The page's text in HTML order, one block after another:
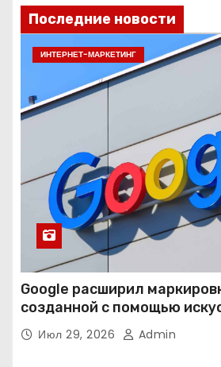
Последние новости
ИНТЕРНЕТ-МАРКЕТИНГ
Google расширил
созданной с помощью
интеллекта
Июл 29, 2026 Admin